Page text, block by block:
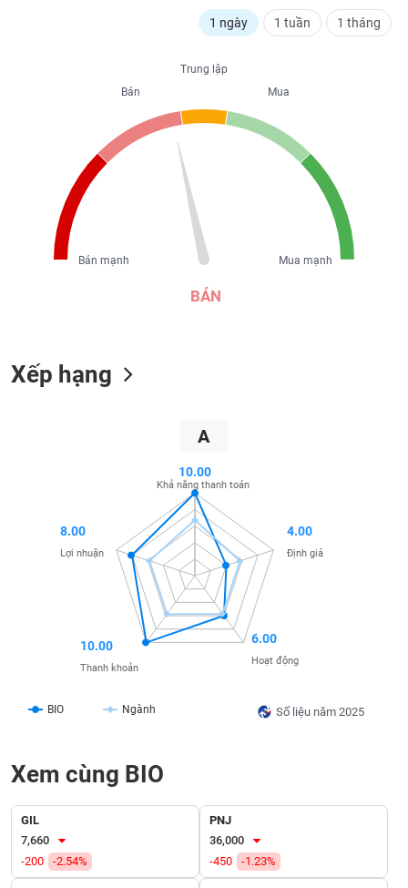
1 ngày 1 tuần 1 tháng
BÁN
Trung lập
Mua
Mua mạnh
Bán
Bán mạnh
Xếp hạng
A
Số liệu năm 2025
BIO Ngành
10.00
Khả năng thanh toán
4.00
Định giá
6.00
Hoạt động
10.00
Thanh khoản
8.00
Lợi nhuận
Xem cùng BIO
GIL
7,660
-200
-2.54%
PNJ
36,000
-450
-1.23%
TIÊU
DÙNG
CHÍNH
TIN
DỊCH
VỤ
TRUYỀN
THÔNG